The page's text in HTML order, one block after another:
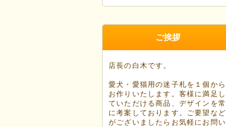
ご挨拶
店長の白木です。
愛犬・愛猫用の迷子札を１個から
お作りいたします。客様に満足し
ていただける商品、デザインを常
に考案しております。ご要望など
がございましたらお気軽にお問い